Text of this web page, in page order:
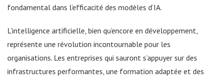
fondamental dans l’efficacité des modèles d’IA.
L’intelligence artificielle, bien qu’encore en développement,
représente une révolution incontournable pour les
organisations. Les entreprises qui sauront s’appuyer sur des
infrastructures performantes, une formation adaptée et des